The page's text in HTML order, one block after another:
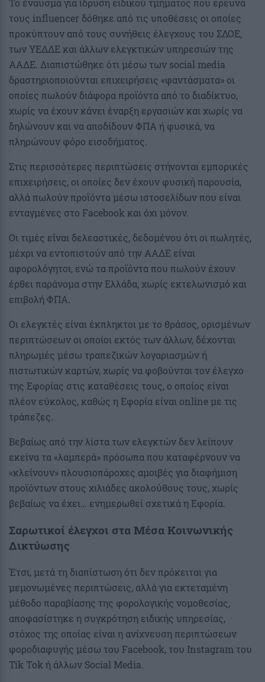
Το έναυσμα για ίδρυση ειδικού τμήματος που ερευνά
τους influencer δόθηκε από τις υποθέσεις οι οποίες
προκύπτουν από τους συνήθεις έλεγχους του ΣΔΟΕ,
των ΥΕΔΔΕ και άλλων ελεγκτικών υπηρεσιών της
ΑΑΔΕ. Διαπιστώθηκε ότι μέσω των social media
δραστηριοποιούνται επιχειρήσεις «φαντάσματα» οι
οποίες πωλούν διάφορα προϊόντα από το διαδίκτυο,
χωρίς να έχουν κάνει έναρξη εργασιών και χωρίς να
δηλώνουν και να αποδίδουν ΦΠΑ ή φυσικά, να
πληρώνουν φόρο εισοδήματος.
Στις περισσότερες περιπτώσεις στήνονται εμπορικές
επιχειρήσεις, οι οποίες δεν έχουν φυσική παρουσία,
αλλά πωλούν προϊόντα μέσω ιστοσελίδων που είναι
ενταγμένες στο Facebook και όχι μόνον.
Οι τιμές είναι δελεαστικές, δεδομένου ότι οι πωλητές,
μέχρι να εντοπιστούν από την ΑΑΔΕ είναι
αφορολόγητοι, ενώ τα προϊόντα που πωλούν έχουν
έρθει παράνομα στην Ελλάδα, χωρίς εκτελωνισμό και
επιβολή ΦΠΑ.
Οι ελεγκτές είναι έκπληκτοι με το θράσος, ορισμένων
περιπτώσεων οι οποίοι εκτός των άλλων, δέχονται
πληρωμές μέσω τραπεζικών λογαριασμών ή
πιστωτικών καρτών, χωρίς να φοβούνται τον έλεγχο
της Εφορίας στις καταθέσεις τους, ο οποίος είναι
πλέον εύκολος, καθώς η Εφορία είναι online με τις
τράπεζες.
Βεβαίως από την λίστα των ελεγκτών δεν λείπουν
εκείνα τα «λαμπερά» πρόσωπα που καταφέρνουν να
«κλείνουν» πλουσιοπάροχες αμοιβές για διαφήμιση
προϊόντων στους χιλιάδες ακολούθους τους, χωρίς
βεβαίως να έχει… ενημερωθεί σχετικά η Εφορία.
Σαρωτικοί έλεγχοι στα Μέσα Κοινωνικής
Δικτύωσης
Έτσι, μετά τη διαπίστωση ότι δεν πρόκειται για
μεμονωμένες περιπτώσεις, αλλά για εκτεταμένη
μέθοδο παραβίασης της φορολογικής νομοθεσίας,
αποφασίστηκε η συγκρότηση ειδικής υπηρεσίας,
στόχος της οποίας είναι η ανίχνευση περιπτώσεων
φοροδιαφυγής μέσω του Facebook, του Instagram του
Tik Tok ή άλλων Social Media.